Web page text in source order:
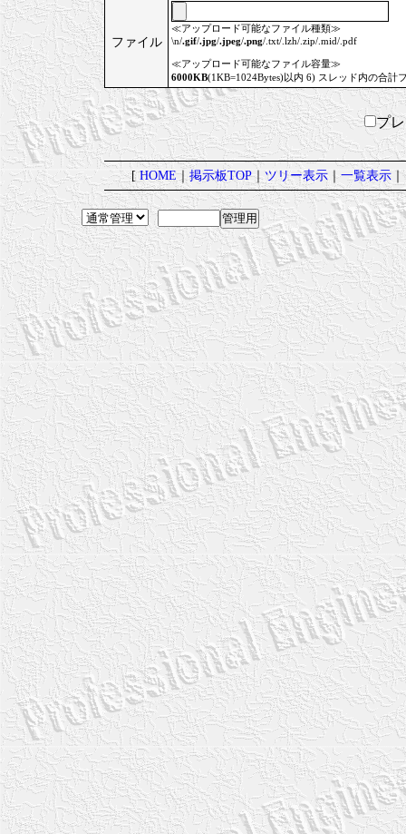
ファイル
≪アップロード可能なファイル種類≫
\n/.gif/.jpg/.jpeg/.png/.txt/.lzh/.zip/.mid/.pdf
≪アップロード可能なファイル容量≫
6000KB(1KB=1024Bytes)以内 6) スレッド内の合計
プ
[HOME｜掲示板TOP｜ツリー表示｜一覧表示｜